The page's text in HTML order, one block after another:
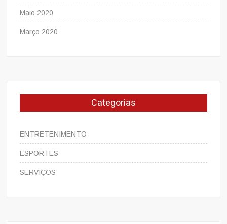
Maio 2020
Março 2020
Categorias
ENTRETENIMENTO
ESPORTES
SERVIÇOS